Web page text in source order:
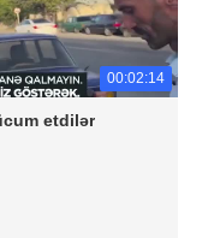
00:02:14
etdilər